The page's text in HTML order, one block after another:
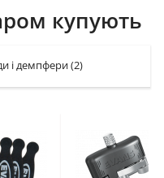
купують
і демпфери(2)